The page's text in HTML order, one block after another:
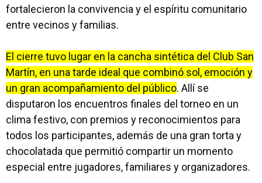
fortalecieron la convivencia y el espíritu comunitario
entre vecinos y familias.
El cierre tuvo lugar en la cancha sintética del Club San
Martín, en una tarde ideal que combinó sol, emoción y
un gran acompañamiento del público. Allí se
disputaron los encuentros finales del torneo en un
clima festivo, con premios y reconocimientos para
todos los participantes, además de una gran torta y
chocolatada que permitió compartir un momento
especial entre jugadores, familiares y organizadores.